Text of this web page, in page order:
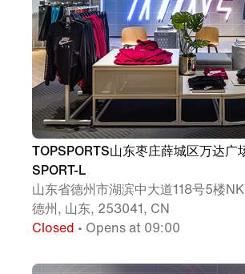
TOPSPORTS山东枣庄薛城区万达广
SPORT-L
山东省德州市湖滨中大道118号5楼NK
德州, 山东, 253041, CN
Closed • Opens at 09:00